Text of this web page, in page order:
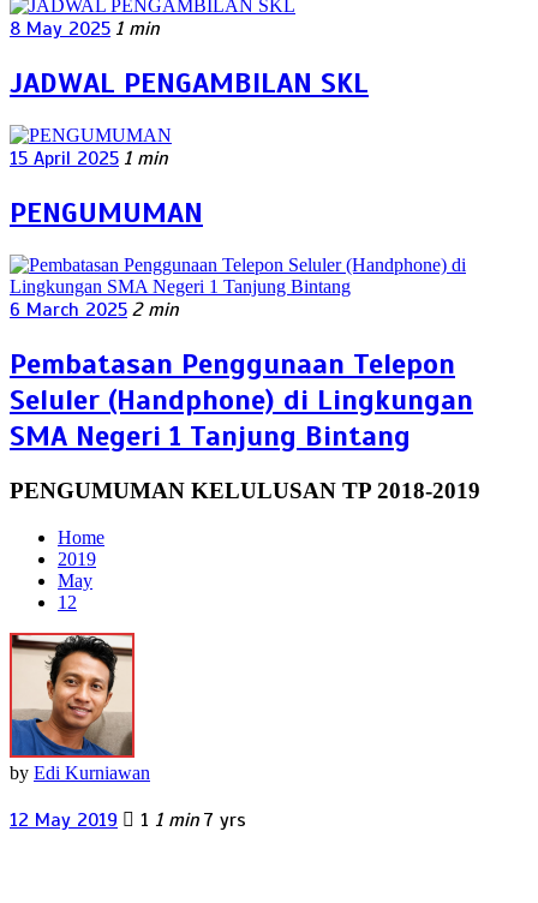
8 May 2025 1 min
JADWAL PENGAMBILAN SKL
15 April 2025 1 min
PENGUMUMAN
6 March 2025 2 min
Pembatasan Penggunaan Telepon
Seluler (Handphone) di Lingkungan
SMA Negeri 1 Tanjung Bintang
PENGUMUMAN KELULUSAN TP 2018-2019
Home
2019
May
12
by Edi Kurniawan
12 May 2019 1 1 min 7 yrs